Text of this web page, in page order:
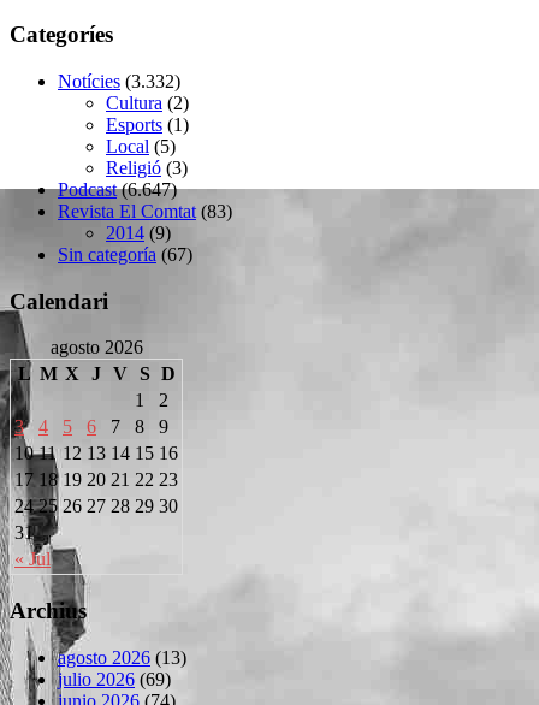
Categoríes
Notícies (3.332)
Cultura (2)
Esports (1)
Local (5)
Religió (3)
Podcast(6.647)
Revista El Comtat (83)
2014 (9)
Sin categoría (67)
Calendari
agosto 2026
L M X J V S D
« Jul
1
2
3
4 5 6 7 8
9
10 11 12 13 14 15 16
17 18 19 20 21 22 23
24 25 26 27 28 29 30
31
Archius
agosto 2026 (13)
julio 2026 (69)
junio 2026 (74)